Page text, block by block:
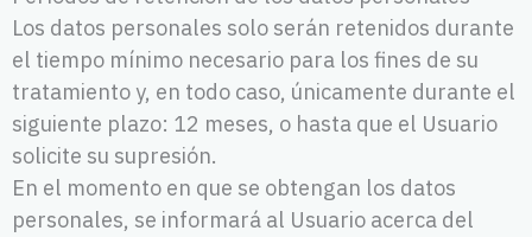
Los datos personales solo serán retenidos durante
el tiempo mínimo necesario para los fines de su
tratamiento y, en todo caso, únicamente durante el
siguiente plazo: 12 meses, o hasta que el Usuario
solicite su supresión.
En el momento en que se obtengan los datos
personales, se informará al Usuario acerca del